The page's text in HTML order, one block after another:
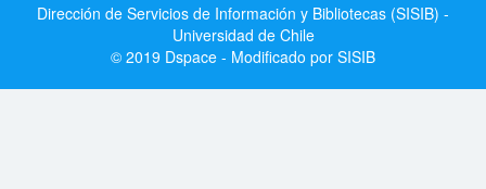
Dirección de Servicios de Información y Bibliotecas (SISIB) -
Universidad de Chile
© 2019 Dspace - Modificado por SISIB